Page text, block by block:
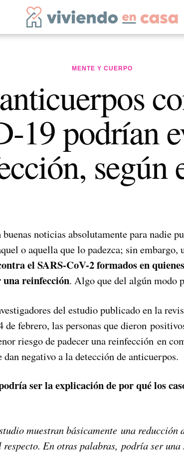
MENTE Y CUERPO
19 podrían
según
buenas noticias absolutamente para nadie
o aquella que lo padezca; sin embargo,
el SARS-CoV-2 formados en
reinfección. Algo que del algún modo
del estudio publicado en la
de febrero, las personas que dieron
riesgo de padecer una reinfección en
dan negativo a la detección de anticuerpos.
ser la explicación de por qué los
muestran básicamente una reducción
respecto. En otras palabras, podría ser